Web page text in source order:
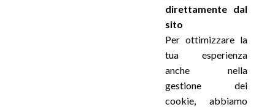
direttamente dal
sito
Per ottimizzare la
tua esperienza
anche nella
gestione dei
cookie, abbiamo